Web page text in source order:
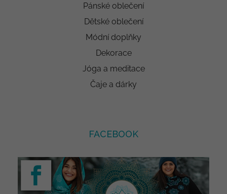
Pánské oblečení
Dětské oblečení
Módní doplňky
Dekorace
Jóga a meditace
Čaje a dárky
FACEBOOK